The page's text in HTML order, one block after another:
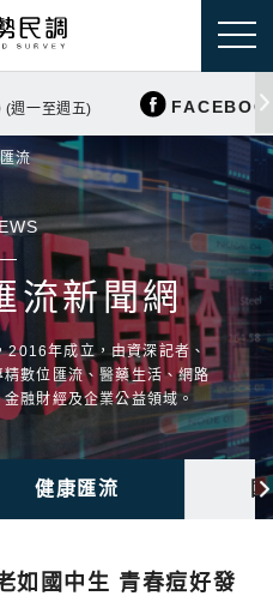
週一至週五)
流
流新聞網
2016年成立，由資深記者、
數位匯流、醫藥生活、網路
融財經及企業公益領域。
健康匯流
如國中生 青春痘好發